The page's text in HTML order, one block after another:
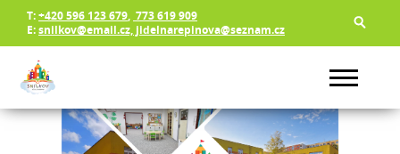
T:+420 596 123 679, 773 619 909
E:snilkov@email.cz, jidelnarepinova@seznam.cz